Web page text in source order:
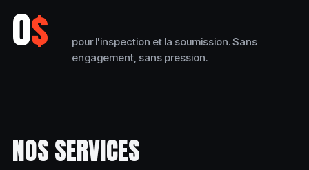
0$
pour l'inspection et la soumission. Sans
engagement, sans pression.
NOS SERVICES